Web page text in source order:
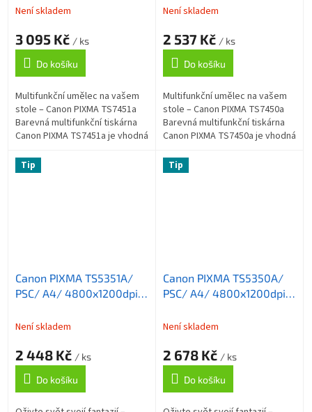
USB/ Bílá
Není skladem
3 095 Kč / ks
Do košíku
Multifunkční umělec na vašem
stole – Canon PIXMA TS7451a
Barevná multifunkční tiskárna
Canon PIXMA TS7451a je vhodná
kanceláře. Integruje v sobě
funkce...
Není skladem
2 537 Kč / ks
Do košíku
Multifunkční umělec na vašem
stole – Canon PIXMA TS7450a
Barevná multifunkční tiskárna
Canon PIXMA TS7450a je vhodná
kanceláře. Integruje v sobě
funkce...
Tip
Canon PIXMA TS5351A/
PSC/ A4/ 4800x1200dpi/
Není skladem
2 448 Kč / ks
Do košíku
Tip
Canon PIXMA TS5350A/
PSC/ A4/ 4800x1200dpi/
Černá
Není skladem
2 678 Kč / ks
Do košíku